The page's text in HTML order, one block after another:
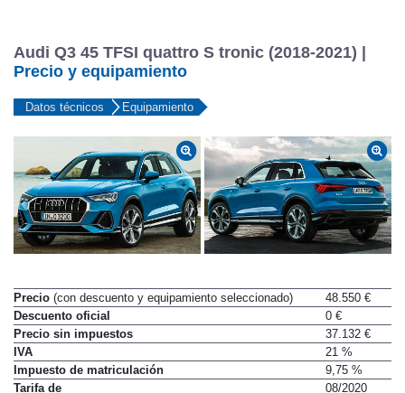
Audi Q3 45 TFSI quattro S tronic (2018-2021) |
Precio y equipamiento
Precio(con descuento y equipamiento seleccionado)
48.550 €
Descuento oficial
0 €
Precio sin impuestos
37.132 €
IVA
21 %
Impuesto de matriculación
9,75 %